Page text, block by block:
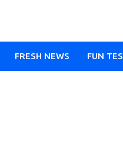
FRESH NEWS FUN